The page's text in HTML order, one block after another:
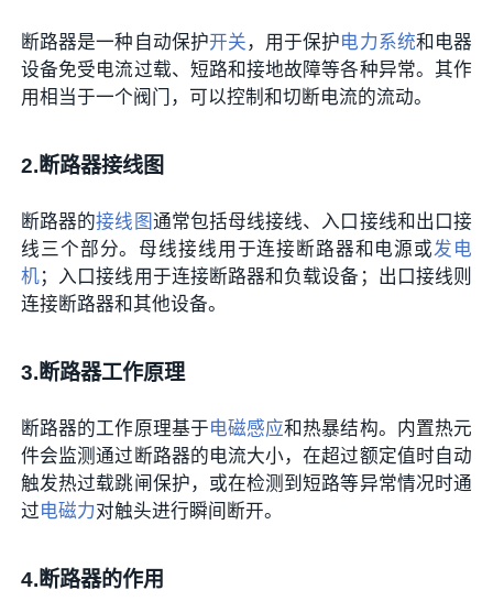
断路器是一种自动保护开关 ，用于保护电力系统和电器
设备免受电流过载、短路和接地故障等各种异常。其作
用相当于一个阀门，可以控制和切断电流的流动。
2.断路器接线图
断路器的接线图通常包括母线接线、入口接线和出口接
线三个部分。母线接线用于连接断路器和电源或发电
机；入口接线用于连接断路器和负载设备；出口接线则
连接断路器和其他设备。
3.断路器工作原理
断路器的工作原理基于电磁感应和热暴结构。内置热元
件会监测通过断路器的电流大小，在超过额定值时自动
触发热过载跳闸保护，或在检测到短路等异常情况时通
过电磁力对触头进行瞬间断开。
4.断路器的作用